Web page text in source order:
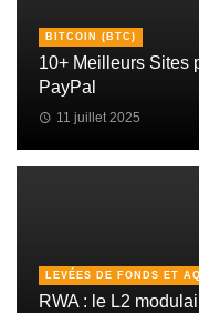
BITCOIN (BTC)
10+ Meilleurs Sites
PayPal
11 juillet 2025
LEVÉES DE FONDS ET
RWA : le L2